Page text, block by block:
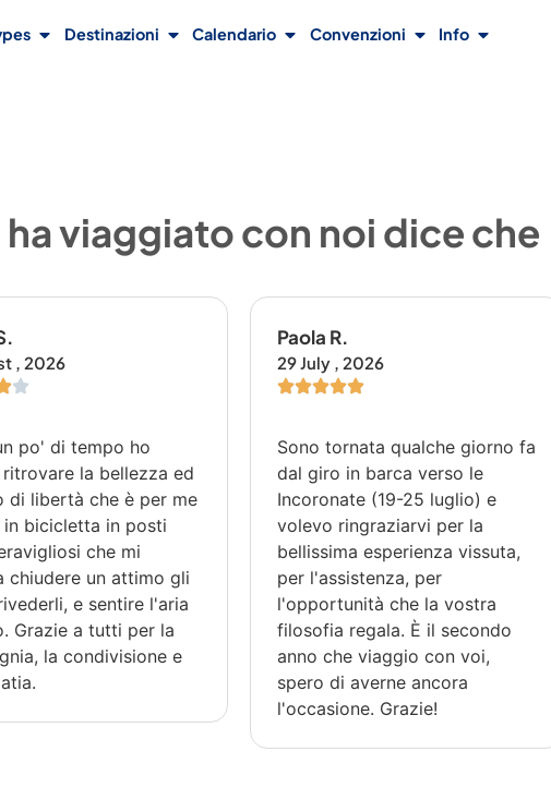
Destinazioni Calendario Convenzioni Info
ha viaggiato con noi dice che
, 2026
po' di tempo ho
la bellezza ed
di libertà che è per me
in bicicletta in posti
che mi
chiudere un attimo gli
e sentire l'aria
Grazie a tutti per la
la condivisione e
Paola R.
29 July , 2026
Sono tornata qualche giorno fa
dal giro in barca verso le
Incoronate (19-25 luglio) e
volevo ringraziarvi per la
bellissima esperienza vissuta,
per l'assistenza, per
l'opportunità che la vostra
filosofia regala. È il secondo
anno che viaggio con voi,
spero di averne ancora
l'occasione. Grazie!